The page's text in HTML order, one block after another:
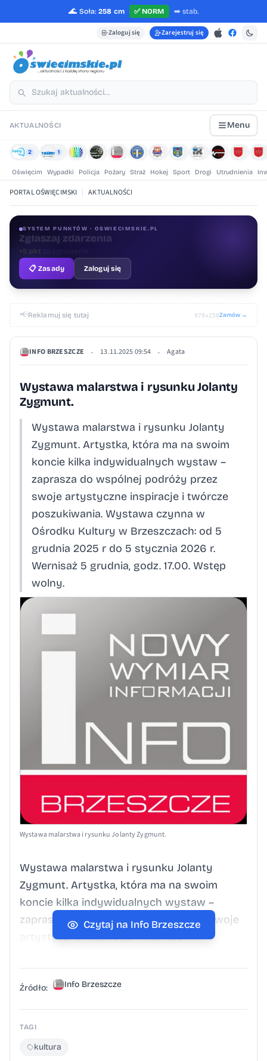
🌊 Soła: 258 cm ✅NORM ➡️ stab.
Zaloguj się Zarejestruj się
AKTUALNOŚCI Menu
2 1
Oświęcim Wypadki Policja Pożary Straż Hokej Sport Drogi Utrudnienia
PORTAL OŚWIĘCIMSKI | AKTUALNOŚCI
SYSTEM PUNKTÓW · OSWIECIMSKIE.PL
Oceniaj treści
+1 pktza ocenę
📋 Zasady
Zaloguj się
📢Reklamuj się tutaj 970×250Zamów →
INFO BRZESZCZE • 13.11.2025 09:54 • Agata
Wystawa malarstwa i rysunku Jolanty
Zygmunt.
Wystawa malarstwa i rysunku Jolanty
Zygmunt. Artystka, która ma na swoim
koncie kilka indywidualnych wystaw –
zaprasza do wspólnej podróży przez
swoje artystyczne inspiracje i twórcze
poszukiwania. Wystawa czynna w
Ośrodku Kultury w Brzeszczach: od 5
grudnia 2025 r do 5 stycznia 2026 r.
Wernisaż 5 grudnia, godz. 17.00. Wstęp
wolny.
Wystawa malarstwa i rysunku Jolanty Zygmunt.
Wystawa malarstwa i rysunku Jolanty
Zygmunt. Artystka, która ma na swoim
koncie kilka indywidualnych wystaw –
zaprasza do wspólnej podróży przez swoje
artystyczne inspiracje i twórcze
Kultury w Brzeszczach: od 5 grudnia 2025 r
do 5 stycznia 2026 r. Wernisaż 5 grudnia,
godz. 17.00. Wstęp wolny.
Czytaj na Info Brzeszcze
Źródło: Info Brzeszcze
TAGI
kultura